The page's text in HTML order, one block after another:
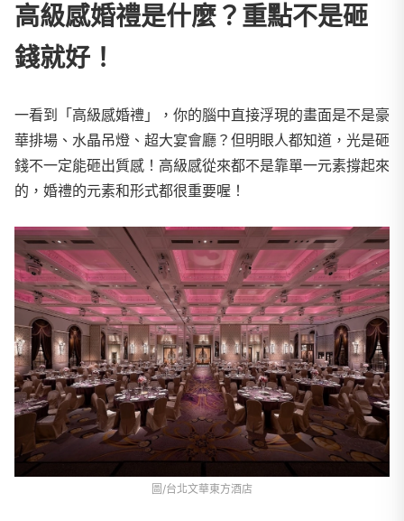
高級感婚禮是什麼？重點不是砸
錢就好！
一看到「高級感婚禮」，你的腦中直接浮現的畫面是不是豪
華排場、水晶吊燈、超大宴會廳？但明眼人都知道，光是砸
錢不一定能砸出質感！高級感從來都不是靠單一元素撐起來
的，婚禮的元素和形式都很重要喔！
圖/台北文華東方酒店